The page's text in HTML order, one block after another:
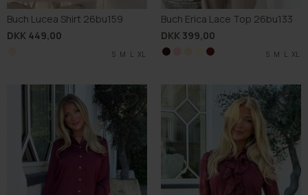
Buch Lucea Shirt 26bu159
DKK 449,00
S M L XL
Buch Erica Lace Top 26bu133
DKK 399,00
S M L XL
S M L XL
S M L XLL
S M L XL